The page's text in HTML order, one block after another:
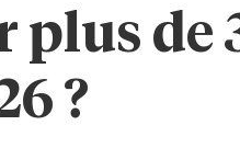
plus de
?